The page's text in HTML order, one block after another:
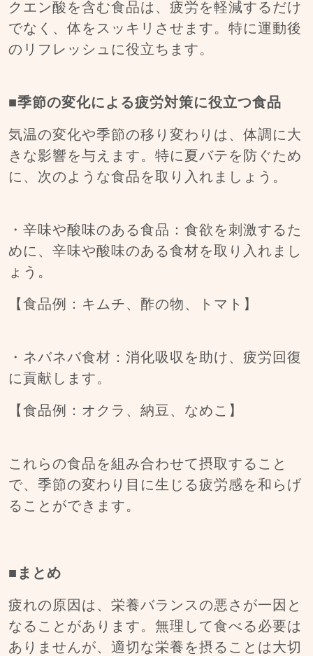
クエン酸を含む食品は、疲労を軽減するだけ
でなく、体をスッキリさせます。特に運動後
のリフレッシュに役立ちます。
■季節の変化による疲労対策に役立つ食品
気温の変化や季節の移り変わりは、体調に大
きな影響を与えます。特に夏バテを防ぐため
に、次のような食品を取り入れましょう。
・辛味や酸味のある食品：食欲を刺激するた
めに、辛味や酸味のある食材を取り入れまし
ょう。
【食品例：キムチ、酢の物、トマト】
・ネバネバ食材：消化吸収を助け、疲労回復
に貢献します。
【食品例：オクラ、納豆、なめこ】
これらの食品を組み合わせて摂取すること
で、季節の変わり目に生じる疲労感を和らげ
ることができます。
■まとめ
疲れの原因は、栄養バランスの悪さが一因と
なることがあります。無理して食べる必要は
ありませんが、適切な栄養を摂ることは大切